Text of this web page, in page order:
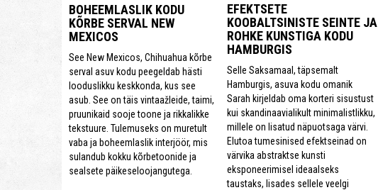
BOHEEMLASLIK KODU
KÕRBE SERVAL NEW
MEXICOS
See New Mexicos, Chihuahua kõrbe
serval asuv kodu peegeldab hästi
looduslikku keskkonda, kus see
asub. See on täis vintaažleide, taimi,
pruunikaid sooje toone ja rikkalikke
tekstuure. Tulemuseks on muretult
vaba ja boheemlaslik interjöör, mis
sulandub kokku kõrbetoonide ja
sealsete päikeseloojangutega.
EFEKTSETE
KOOBALTSINISTE SEINTE JA
ROHKE KUNSTIGA KODU
HAMBURGIS
Selle Saksamaal, täpsemalt
Hamburgis, asuva kodu omanik
Sarah kirjeldab oma korteri sisustust
kui skandinaavialikult minimalistlikku,
millele on lisatud näpuotsaga värvi.
Elutoa tumesinised efektseinad on
värvika abstraktse kunsti
eksponeerimisel ideaalseks
taustaks, lisades sellele veelgi